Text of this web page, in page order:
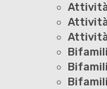
Attività
Attività
Attività